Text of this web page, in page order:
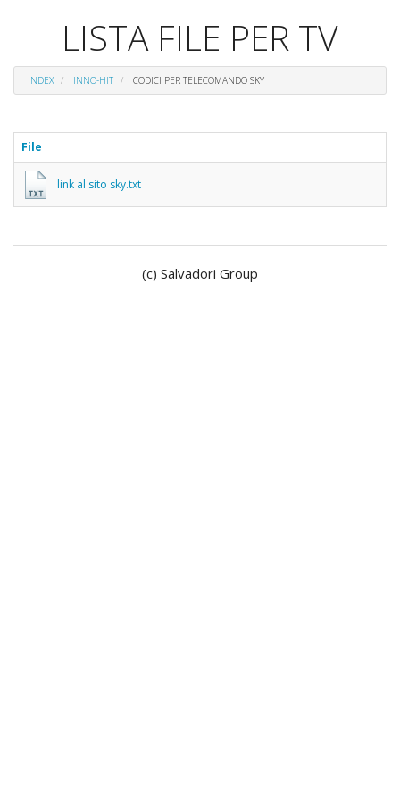
LISTA FILE PER TV
INDEX INNO-HIT CODICI PER TELECOMANDO SKY
File
link al sito sky.txt
(c) Salvadori Group